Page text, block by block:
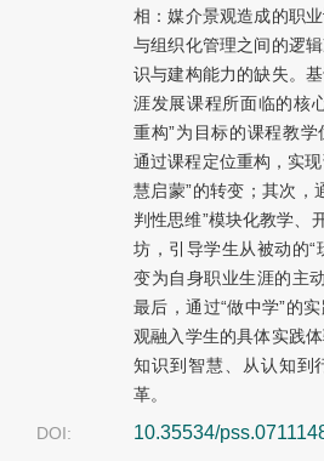
相：媒介景观造成的职
与组织化管理之间的逻
识与建构能力的缺失。
涯发展课程所面临的核
重构”为目标的课程教
通过课程定位重构，实现
慧启蒙”的转变；其次，
判性思维”模块化教学、
坊，引导学生从被动的“
变为自身职业生涯的主
最后，通过“做中学”的
观融入学生的具体实践
知识到智慧、从认知到
革。
DOI:
10.35534/